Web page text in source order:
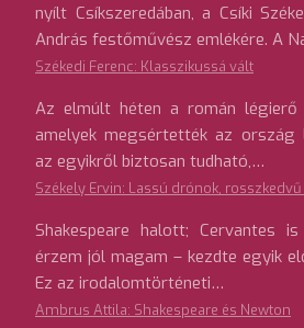
nyílt Csíkszeredában, a Csíki
András festőművész emlékére. A
Székedi Ferenc: Klasszikussá vált
Az elmúlt héten a román
amelyek megsértették az ország
az egyikről biztosan tudható,…
Székely Ervin: Lassú drónok,
Shakespeare halott; Cervantes
érzem jól magam – kezdte egyik
Ez az irodalomtörténeti…
Ambrus Attila: Shakespeare és Newton